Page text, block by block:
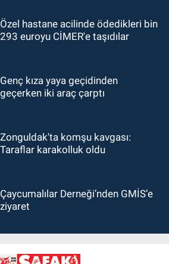
Özel hastane acilinde ödedikleri bin
293 euroyu CİMER'e taşıdılar
Genç kıza yaya geçidinden
geçerken iki araç çarptı
Zonguldak'ta komşu kavgası:
Taraflar karakolluk oldu
Çaycumalılar Derneği’nden GMİS’e
ziyaret